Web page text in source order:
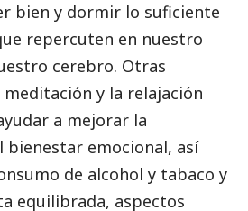
bien y dormir lo suficiente
repercuten en nuestro
cerebro. Otras
y la relajación
a mejorar la
bienestar emocional, así
de alcohol y tabaco y
equilibrada, aspectos